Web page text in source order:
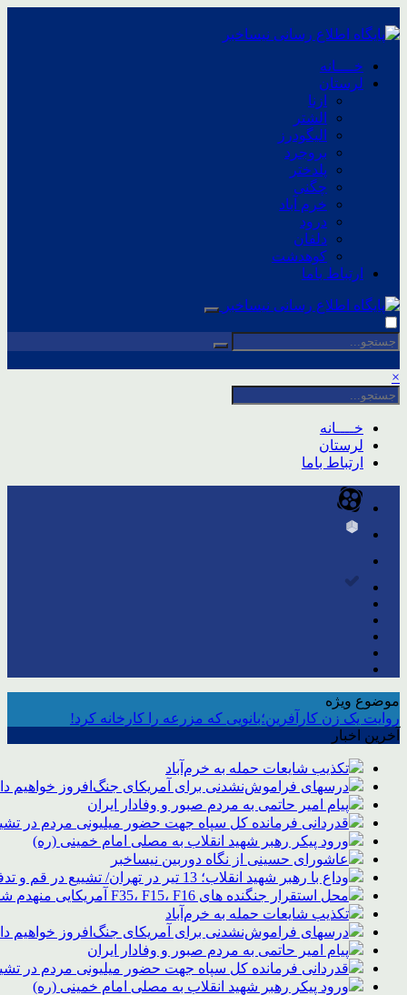
خــــانه
لرستان
ازنا
الشتر
الیگودرز
بروجرد
پلدختر
چگنی
خرم آباد
درود
دلفان
کوهدشت
ارتباط باما
×
خــــانه
لرستان
ارتباط باما
موضوع ویژه
روایت یک زن کارآفرین؛بانویی که مزرعه را کارخانه کرد!
آخرین اخبار
تکذیب شایعات حمله به خرم‌آباد
درسهای فراموش‌نشدنی برای آمریکای جنگ‌افروز خواهیم
پیام امیر حاتمی به مردم صبور و وفادار ایران
قدردانی فرمانده کل سپاه جهت حضور میلیونی مردم در
ورود پیکر رهبر شهید انقلاب به مصلی امام خمینی (ره)
عاشورای حسینی از نگاه دوربین نیساخبر
وداع با رهبر شهید انقلاب؛ 13 تیر در تهران/ تشییع در قم و تدفین در مشهد
محل استقرار جنگنده های F35، F15، F16 آمریکایی منهدم شد
تکذیب شایعات حمله به خرم‌آباد
درسهای فراموش‌نشدنی برای آمریکای جنگ‌افروز خواهیم
پیام امیر حاتمی به مردم صبور و وفادار ایران
قدردانی فرمانده کل سپاه جهت حضور میلیونی مردم در
ورود پیکر رهبر شهید انقلاب به مصلی امام خمینی (ره)